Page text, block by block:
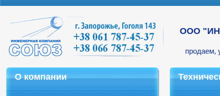
ООО
продаем,
О компании